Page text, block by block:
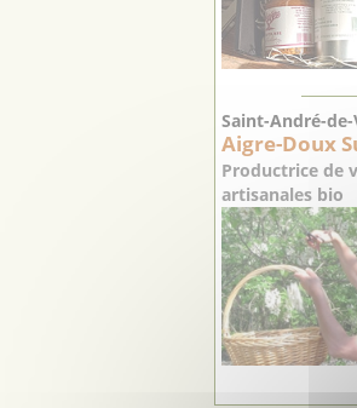
Saint-André-
Aigre-Doux
Productrice de
artisanales bio